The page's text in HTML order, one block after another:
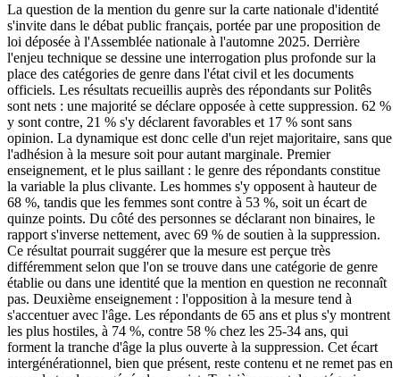
La question de la mention du genre sur la carte nationale d'identité
s'invite dans le débat public français, portée par une proposition de
loi déposée à l'Assemblée nationale à l'automne 2025. Derrière
l'enjeu technique se dessine une interrogation plus profonde sur la
place des catégories de genre dans l'état civil et les documents
officiels. Les résultats recueillis auprès des répondants sur Politês
sont nets : une majorité se déclare opposée à cette suppression. 62 %
y sont contre, 21 % s'y déclarent favorables et 17 % sont sans
opinion. La dynamique est donc celle d'un rejet majoritaire, sans que
l'adhésion à la mesure soit pour autant marginale. Premier
enseignement, et le plus saillant : le genre des répondants constitue
la variable la plus clivante. Les hommes s'y opposent à hauteur de
68 %, tandis que les femmes sont contre à 53 %, soit un écart de
quinze points. Du côté des personnes se déclarant non binaires, le
rapport s'inverse nettement, avec 69 % de soutien à la suppression.
Ce résultat pourrait suggérer que la mesure est perçue très
différemment selon que l'on se trouve dans une catégorie de genre
établie ou dans une identité que la mention en question ne reconnaît
pas. Deuxième enseignement : l'opposition à la mesure tend à
s'accentuer avec l'âge. Les répondants de 65 ans et plus s'y montrent
les plus hostiles, à 74 %, contre 58 % chez les 25-34 ans, qui
forment la tranche d'âge la plus ouverte à la suppression. Cet écart
intergénérationnel, bien que présent, reste contenu et ne remet pas en